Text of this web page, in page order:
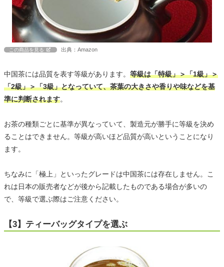
この商品を見る 出典：Amazon
中国茶には品質を表す等級があります。 等級は「特級」＞「1級」＞
「2級」＞「3級」となっていて、茶葉の大きさや香りや味などを基
準に判断されます。
お茶の種類ごとに基準が異なっていて、製造元が勝手に等級を決め
ることはできません。等級が高いほど品質が高いということになり
ます。
ちなみに「極上」といったグレードは中国茶には存在しません。こ
れは日本の販売者などが後から記載したものである場合が多いの
で、等級で選ぶ際はご注意ください。
【3】ティーバッグタイプを選ぶ